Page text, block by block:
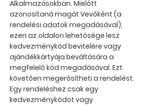
Alkalmazásokban. Mielőtt
azonosítaná magát Vevőként (a
rendelési adatok megadásával),
ezen az oldalon lehetősége lesz
kedvezménykód bevitelére vagy
ajándékkártyája beváltására a
megfelelő kód megadásával. Ezt
követően megerősítheti a rendelést.
Egy rendeléshez csak egy
kedvezménykódot vagy